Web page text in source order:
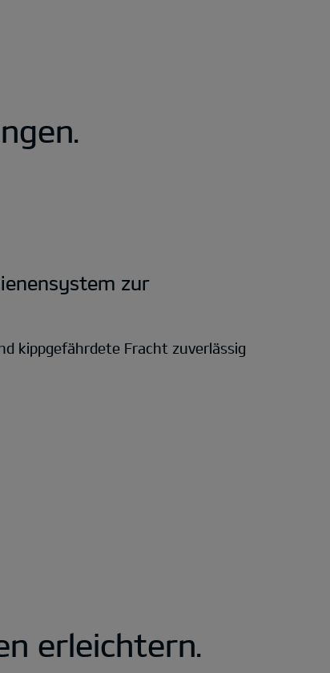
zur
kippgefährdete Fracht zuverlässig
erleichtern.